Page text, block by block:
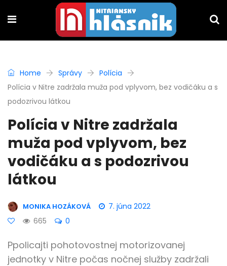
Home Správy
Polícia
Polícia v Nitre zadržala muža pod vplyvom, bez vodičáku a s
podozrivou látkou
Polícia v Nitre zadržala
muža pod vplyvom, bez
vodičáku a s podozrivou
látkou
MONIKA HOZÁKOVÁ
7. júna 2022
665
0
Ppolicajti pohotovostnej motorizovanej
jednotky v Nitre počas nočnej služby zadržali